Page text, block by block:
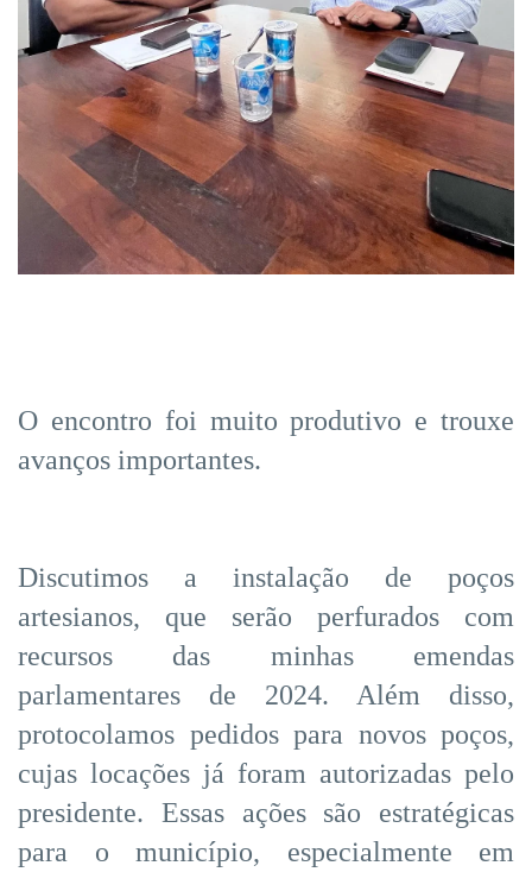
O encontro foi muito produtivo e trouxe
avanços importantes.
Discutimos a instalação de poços
artesianos, que serão perfurados com
recursos das minhas emendas
parlamentares de 2024. Além disso,
protocolamos pedidos para novos poços,
cujas locações já foram autorizadas pelo
presidente. Essas ações são estratégicas
para o município, especialmente em